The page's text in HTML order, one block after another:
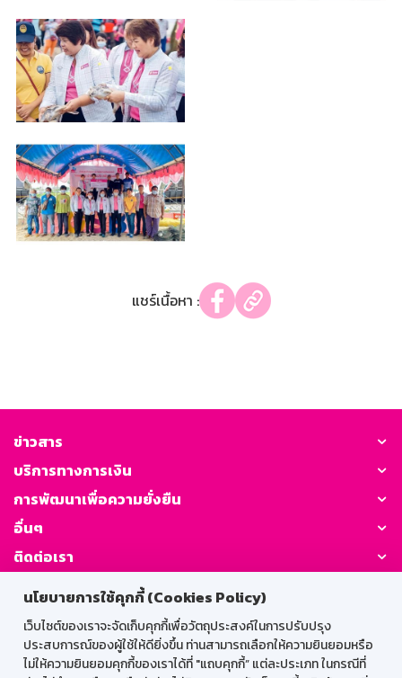
นโยบายการใช้คุกกี้ (Cookies Policy)
เว็บไซต์ของเราจะจัดเก็บคุกกี้เพื่อวัตถุประสงค์ในการปรับปรุง
ประสบการณ์ของผู้ใช้ให้ดียิ่งขึ้น ท่านสามารถเลือกให้ความยินยอมหรือ
ไม่ให้ความยินยอมคุกกี้ของเราได้ที่ "แถบคุกกี้” แต่ละประเภท ในกรณีที่
แชร์เนื้อหา :
ข่าวสาร
บริการทางการเงิน
การพัฒนาเพื่อความยั่งยืน
อื่นๆ
ติดต่อเรา
GSB Society: